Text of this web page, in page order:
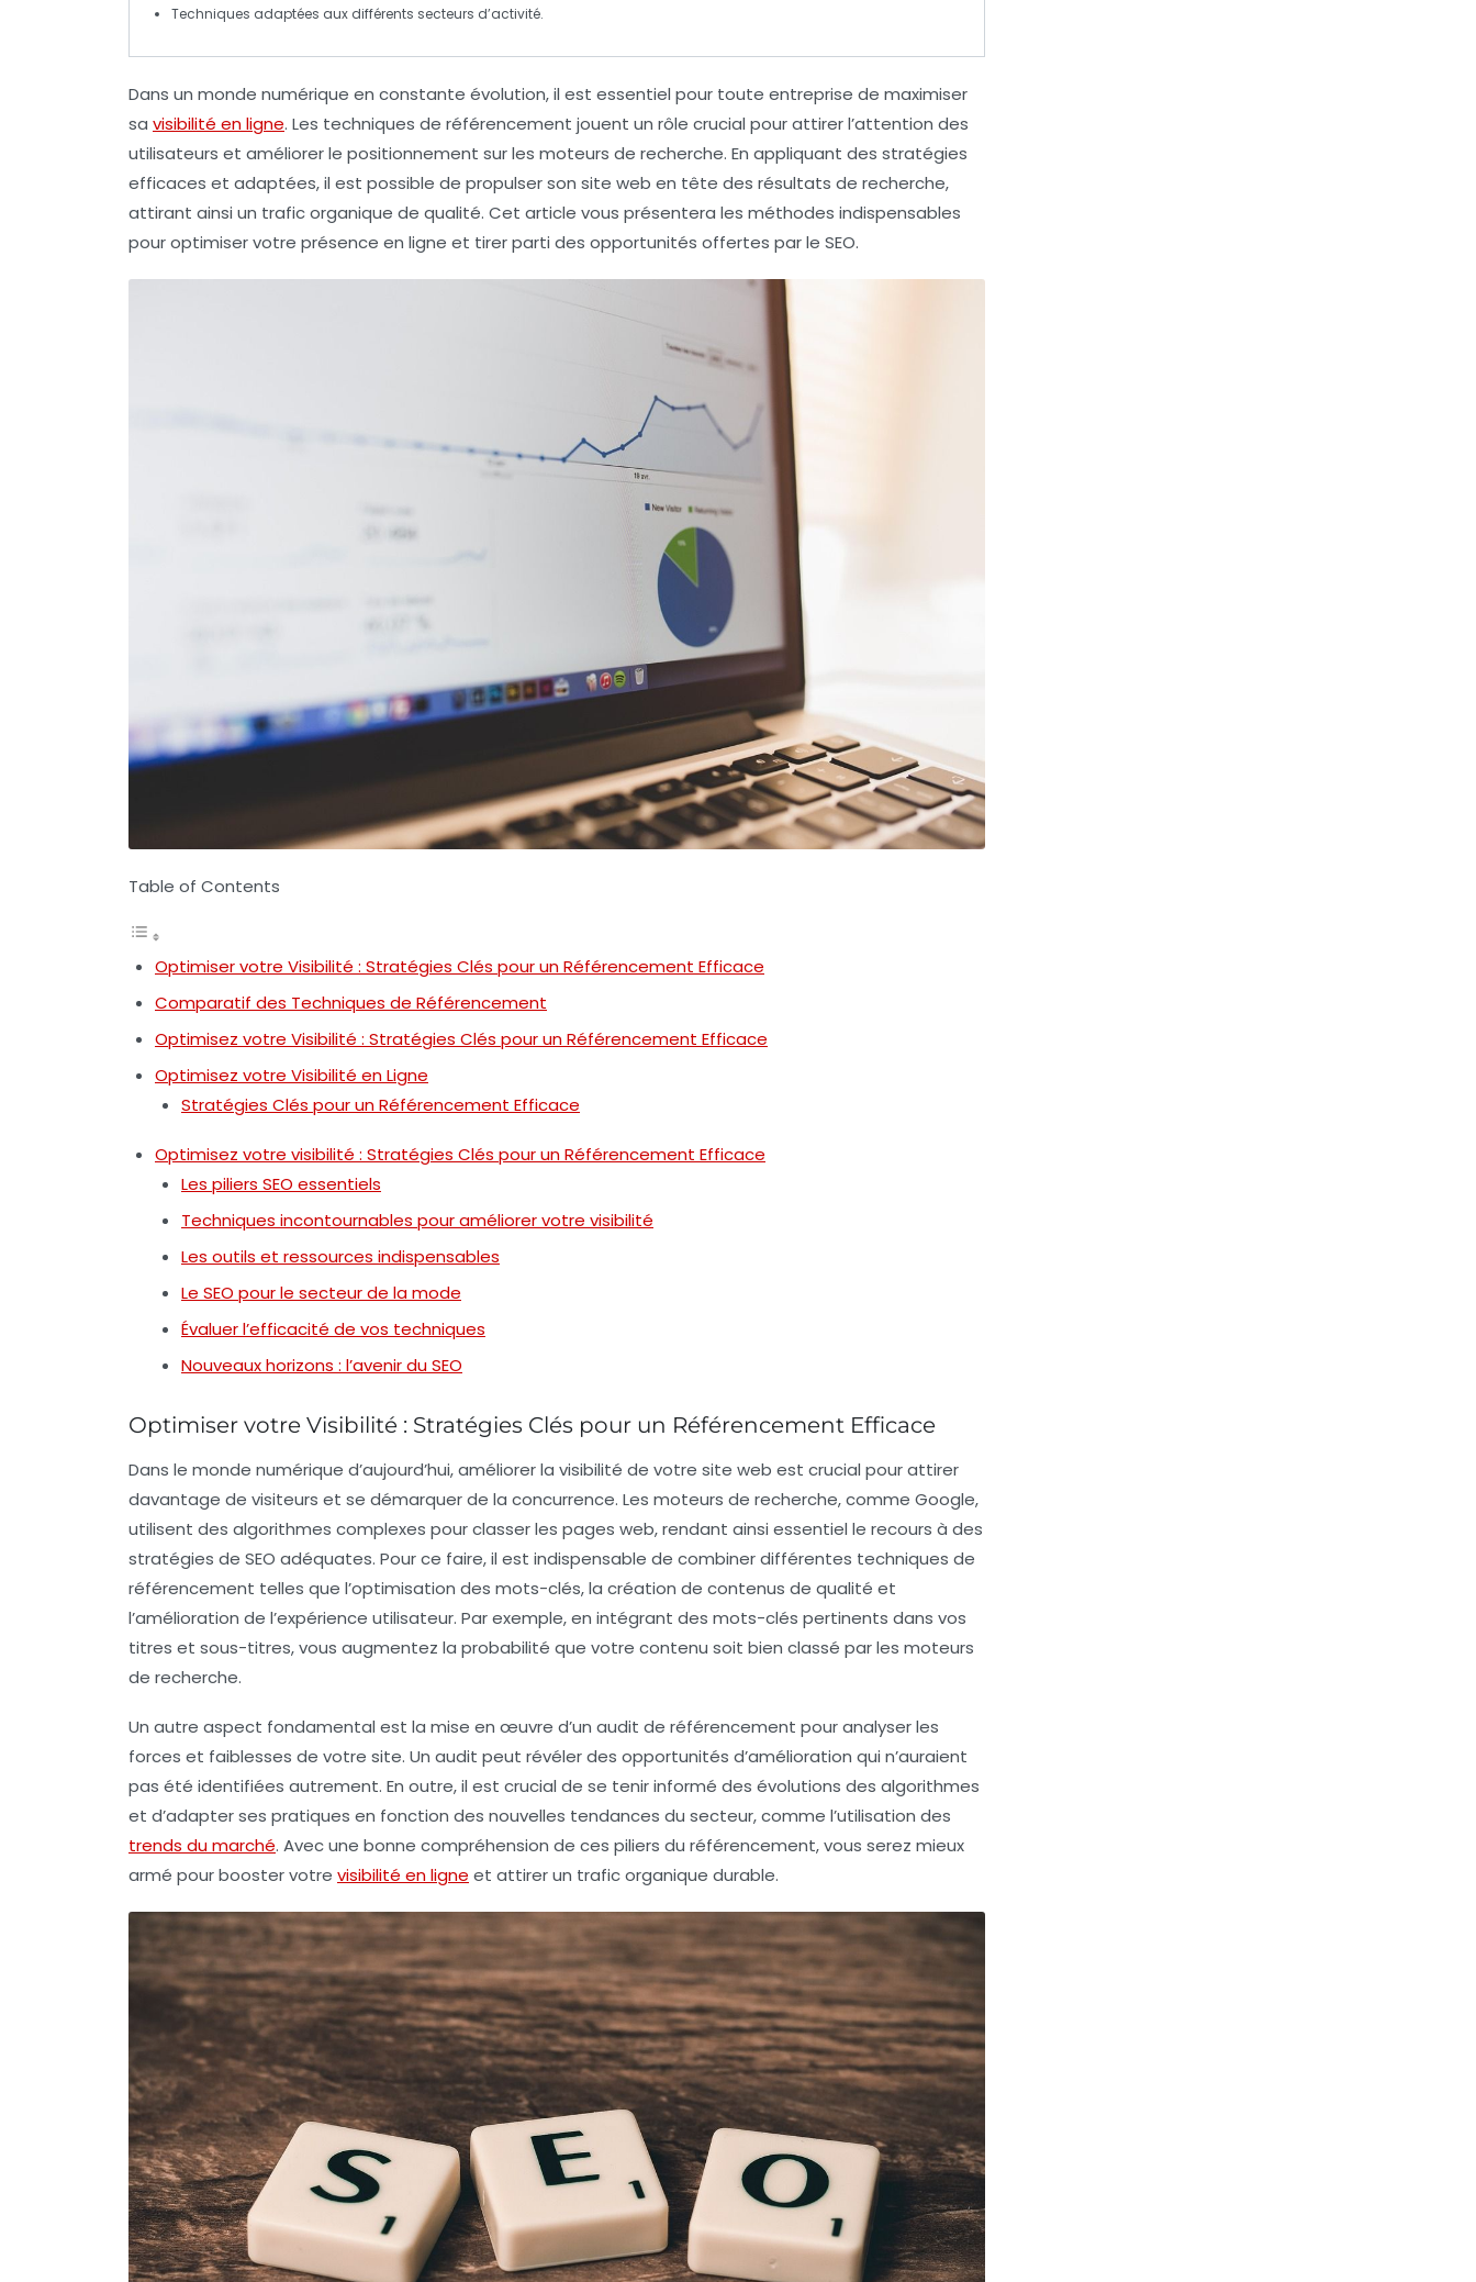
Techniques adaptées aux différents secteurs d’activité.
Dans un monde numérique en constante évolution, il est essentiel pour toute entreprise de maximiser
sa visibilité en ligne. Les techniques de référencement jouent un rôle crucial pour attirer l’attention des
utilisateurs et améliorer le positionnement sur les moteurs de recherche. En appliquant des stratégies
efficaces et adaptées, il est possible de propulser son site web en tête des résultats de recherche,
attirant ainsi un trafic organique de qualité. Cet article vous présentera les méthodes indispensables
pour optimiser votre présence en ligne et tirer parti des opportunités offertes par le SEO.
Table of Contents
Optimiser votre Visibilité : Stratégies Clés pour un Référencement Efficace
Comparatif des Techniques de Référencement
Optimisez votre Visibilité : Stratégies Clés pour un Référencement Efficace
Optimisez votre Visibilité en Ligne
Stratégies Clés pour un Référencement Efficace
Optimisez votre visibilité : Stratégies Clés pour un Référencement Efficace
Les piliers SEO essentiels
Techniques incontournables pour améliorer votre visibilité
Les outils et ressources indispensables
Le SEO pour le secteur de la mode
Évaluer l’efficacité de vos techniques
Nouveaux horizons : l’avenir du SEO
Optimiser votre Visibilité : Stratégies Clés pour un Référencement Efficace
Dans le monde numérique d’aujourd’hui,améliorer la visibilité de votre site web est crucial pour attirer
davantage de visiteurs et se démarquer de la concurrence. Les moteurs de recherche, comme Google,
utilisent des algorithmes complexes pour classer les pages web, rendant ainsi essentiel le recours à des
stratégies de SEO adéquates. Pour ce faire, il est indispensable de combiner différentes techniques de
référencement telles que l’optimisation des mots-clés, la création de contenus de qualité et
l’amélioration de l’expérience utilisateur. Par exemple, en intégrant des mots-clés pertinents dans vos
titres et sous-titres, vous augmentez la probabilité que votre contenu soit bien classé par les moteurs
de recherche.
Un autre aspect fondamental est la mise en œuvre d’un audit de référencement pour analyser les
forces et faiblesses de votre site. Un audit peut révéler des opportunités d’amélioration qui n’auraient
pas été identifiées autrement. En outre, il est crucial de se tenir informé des évolutions des algorithmes
et d’adapter ses pratiques en fonction des nouvelles tendances du secteur, comme l’utilisation des
trends du marché. Avec une bonne compréhension de ces piliers du référencement, vous serez mieux
armé pourbooster votre visibilité en ligne et attirer un trafic organique durable.